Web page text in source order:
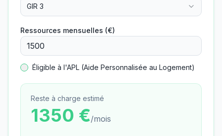
GIR 3
Ressources mensuelles (€)
Éligible à l'APL (Aide Personnalisée au Logement)
Reste à charge estimé
1350 €/mois